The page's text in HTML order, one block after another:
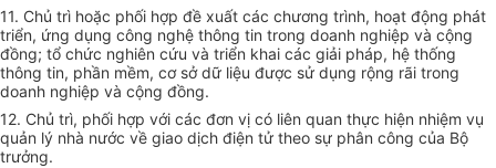
11. Chủ trì hoặc phối hợp đề xuất các chương trình, hoạt động phát
triển, ứng dụng công nghệ thông tin trong doanh nghiệp và cộng
đồng; tổ chức nghiên cứu và triển khai các giải pháp, hệ thống
thông tin, phần mềm, cơ sở dữ liệu được sử dụng rộng rãi trong
doanh nghiệp và cộng đồng.
12. Chủ trì, phối hợp với các đơn vị có liên quan thực hiện nhiệm vụ
quản lý nhà nước về giao dịch điện tử theo sự phân công của Bộ
trưởng.